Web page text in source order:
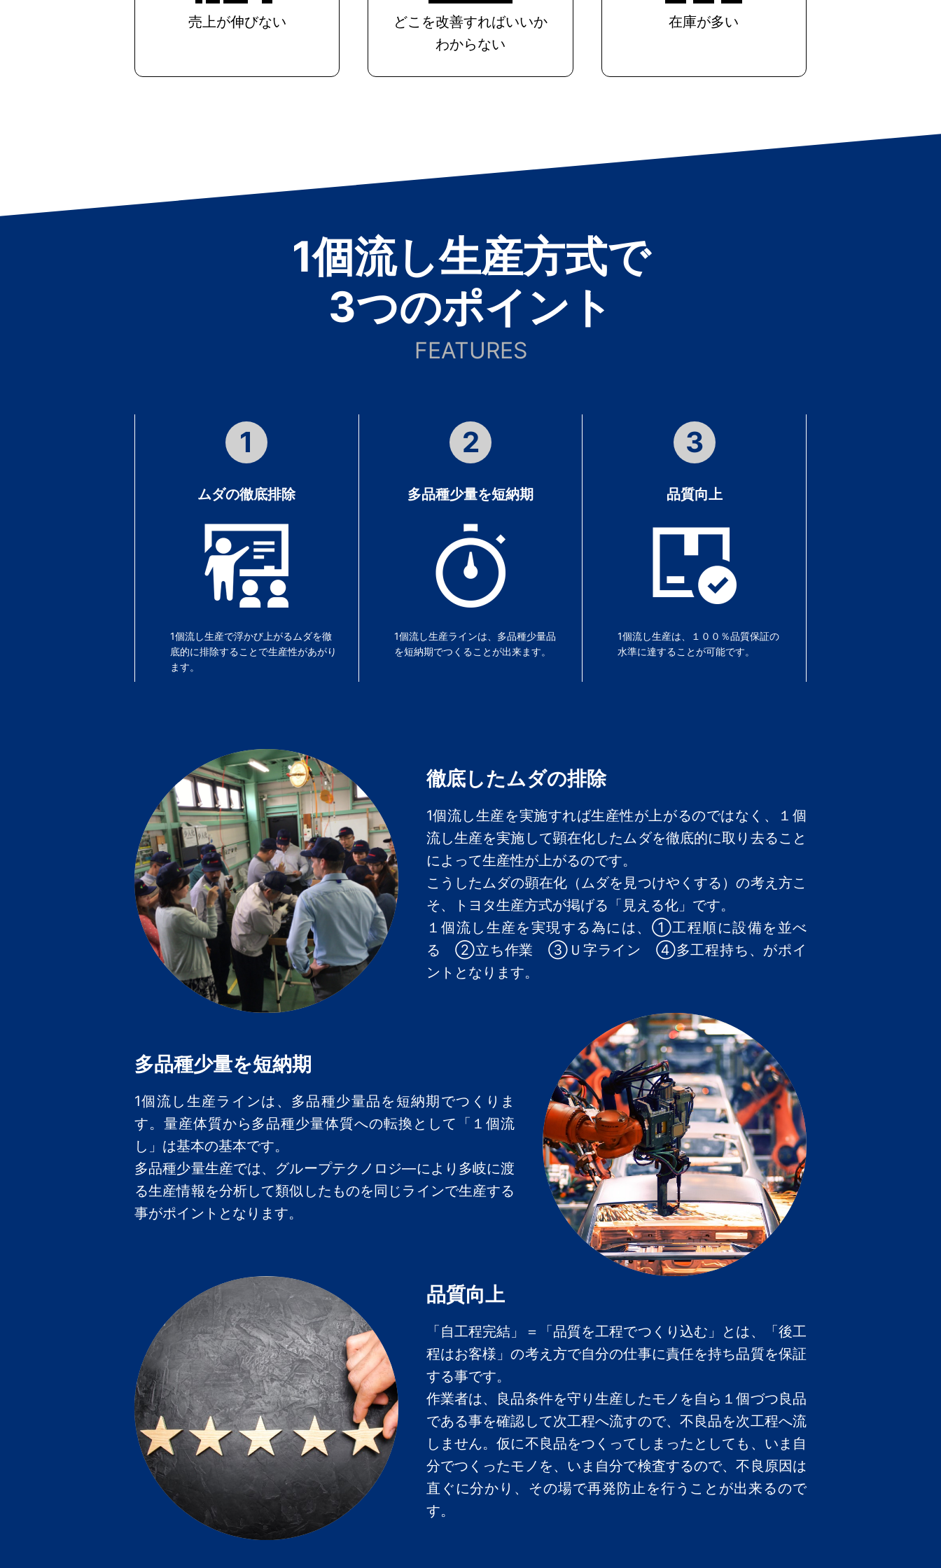
売上が伸びない
どこを改善すればいいか
わからない
在庫が多い
1個流し生産方式で
3つのポイント
FEATURES
1
ムダの徹底排除
1個流し生産で浮かび上がるムダを徹
底的に排除することで生産性があがり
ます。
2
多品種少量を短納期
1個流し生産ラインは、多品種少量品
を短納期でつくることが出来ます。
3
品質向上
1個流し生産は、１００％品質保証の
水準に達することが可能です。
徹底したムダの排除
1個流し生産を実施すれば生産性が上がるのではなく、１個
流し生産を実施して顕在化したムダを徹底的に取り去ること
によって生産性が上がるのです。
こうしたムダの顕在化（ムダを見つけやくする）の考え方こ
そ、トヨタ生産方式が掲げる「見える化」です。
１個流し生産を実現する為には、①工程順に設備を並べ
る ②立ち作業 ③Ｕ字ライン ④多工程持ち、がポイ
ントとなります。
多品種少量を短納期
1個流し生産ラインは、多品種少量品を短納期でつくりま
す。量産体質から多品種少量体質への転換として「１個流
し」は基本の基本です。
多品種少量生産では、グループテクノロジ―により多岐に渡
る生産情報を分析して類似したものを同じラインで生産する
事がポイントとなります。
品質向上
「自工程完結」＝「品質を工程でつくり込む」とは、「後工
程はお客様」の考え方で自分の仕事に責任を持ち品質を保証
する事です。
作業者は、良品条件を守り生産したモノを自ら１個づつ良品
である事を確認して次工程へ流すので、不良品を次工程へ流
しません。仮に不良品をつくってしまったとしても、いま自
分でつくったモノを、いま自分で検査するので、不良原因は
直ぐに分かり、その場で再発防止を行うことが出来るので
す。